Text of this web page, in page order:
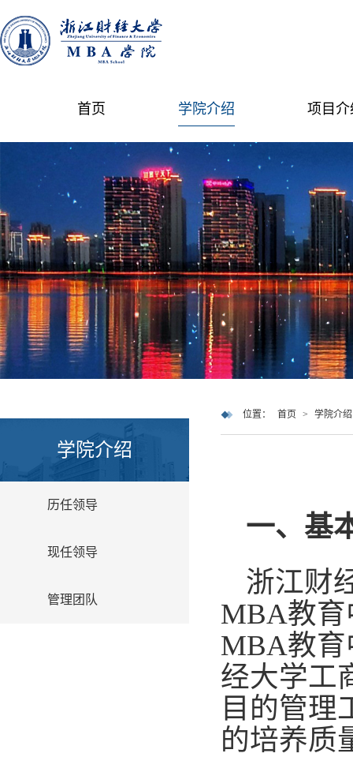
首页 学院介绍 项目介
学院介绍
历任领导
现任领导
管理团队
位置： 首页 > 学院介绍
一、基
浙江财
MBA教育
MBA教育
经大学工
目的管理
的培养质